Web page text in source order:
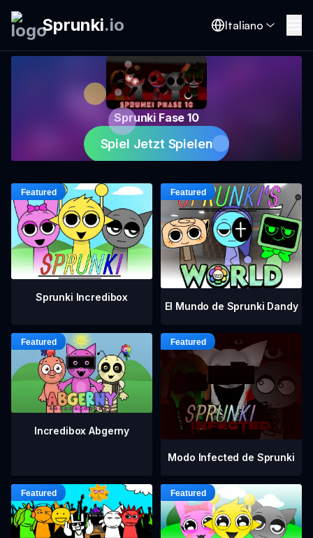
Sprunki.io Italiano
Sprunki Fase 10
Spiel Jetzt Spielen
Sprunki Incredibox
El Mundo de Sprunki Dandy
Incredibox Abgerny
Modo Infected de Sprunki